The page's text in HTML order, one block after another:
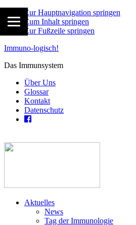
Zur Hauptnavigation springen
Zum Inhalt springen
Zur Fußzeile springen
Immuno-logisch!
Das Immunsystem
Über Uns
Glossar
Kontakt
Datenschutz
Aktuelles
News
Tag der Immunologie